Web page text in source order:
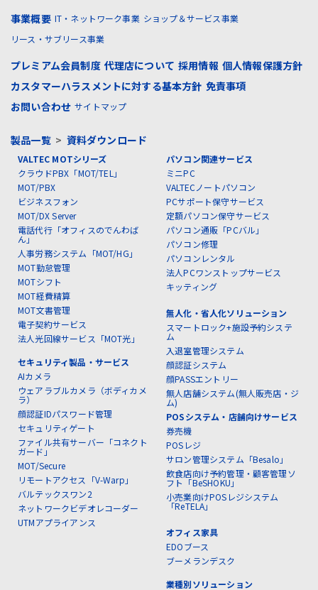
事業概要 IT・ネットワーク事業 ショップ＆サービス事業
リース・サブリース事業
プレミアム会員制度 代理店について 採用情報 個人情報保護方針
カスタマーハラスメントに対する基本方針 免責事項
お問い合わせ サイトマップ
製品一覧> 資料ダウンロード
VALTEC MOTシリーズ
クラウドPBX「MOT/TEL」
MOT/PBX
ビジネスフォン
MOT/DX Server
電話代行「オフィスのでんわば
ん」
人事労務システム「MOT/HG」
MOT勤怠管理
MOTシフト
MOT経費精算
MOT文書管理
電子契約サービス
法人光回線サービス「MOT光」
セキュリティ製品・サービス
AIカメラ
ウェアラブルカメラ（ボディカメ
ラ）
顔認証IDパスワード管理
セキュリティゲート
ファイル共有サーバー「コネクト
ガード」
MOT/Secure
リモートアクセス「V-Warp」
バルテックスワン2
ネットワークビデオレコーダー
UTMアプライアンス
パソコン関連サービス
ミニPC
VALTECノートパソコン
PCサポート保守サービス
定額パソコン保守サービス
パソコン通販「PCバル」
パソコン修理
パソコンレンタル
法人PCワンストップサービス
キッティング
無人化・省人化ソリューション
スマートロック+施設予約システ
ム
入退室管理システム
顔認証システム
顔PASSエントリー
無人店舗システム(無人販売店・ジ
ム)
POSシステム・店舗向けサービス
券売機
POSレジ
サロン管理システム「Besalo」
飲食店向け予約管理・顧客管理ソ
フト「BeSHOKU」
小売業向けPOSレジシステム
「ReTELA」
オフィス家具
EDOブース
ブーメランデスク
業種別ソリューション